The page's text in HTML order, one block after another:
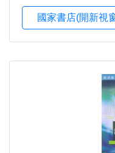
國家書店(開新視